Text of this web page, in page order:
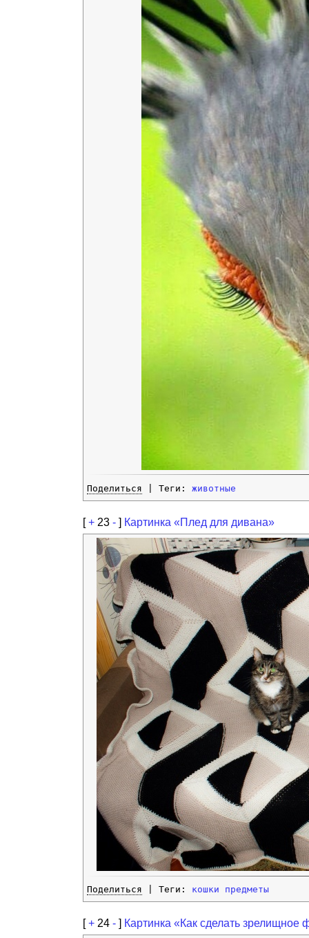
Поделиться | Теги: животные
[+ 23 - ] Картинка «Плед для дивана»
Поделиться | Теги: кошки предметы
[+ 24 - ] Картинка «Как сделать зрелищное